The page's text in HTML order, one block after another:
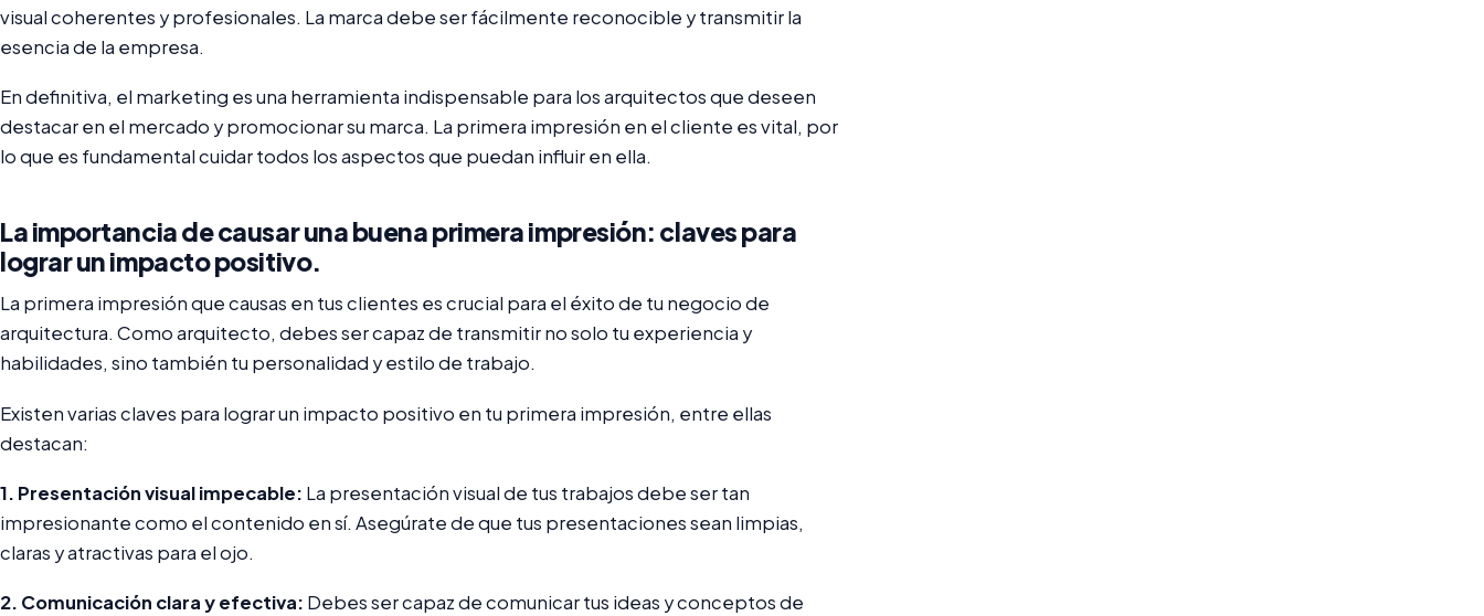
visual coherentes y profesionales. La marca debe ser fácilmente reconocible y transmitir la
esencia de la empresa.
En definitiva, el marketing es una herramienta indispensable para los arquitectos que deseen
destacar en el mercado y promocionar su marca. La primera impresión en el cliente es vital, por
lo que es fundamental cuidar todos los aspectos que puedan influir en ella.
La importancia de causar una buena primera impresión: claves para
lograr un impacto positivo.
La primera impresión que causas en tus clientes es crucial para el éxito de tu negocio de
arquitectura. Como arquitecto, debes ser capaz de transmitir no solo tu experiencia y
habilidades, sino también tu personalidad y estilo de trabajo.
Existen varias claves para lograr un impacto positivo en tu primera impresión, entre ellas
destacan:
1. Presentación visual impecable: La presentación visual de tus trabajos debe ser tan
impresionante como el contenido en sí. Asegúrate de que tus presentaciones sean limpias,
claras y atractivas para el ojo.
2. Comunicación clara y efectiva: Debes ser capaz de comunicar tus ideas y conceptos de